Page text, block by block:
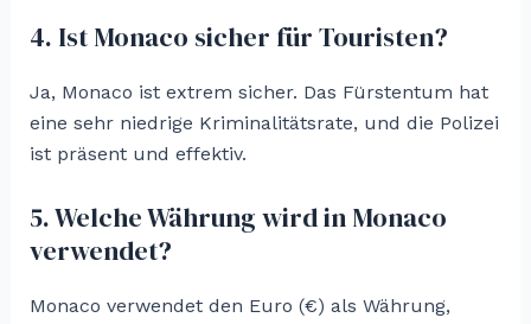
4. Ist Monaco sicher für Touristen?
Ja, Monaco ist extrem sicher. Das Fürstentum hat
eine sehr niedrige Kriminalitätsrate, und die Polizei
ist präsent und effektiv.
5. Welche Währung wird in Monaco
verwendet?
Monaco verwendet den Euro (€) als Währung,